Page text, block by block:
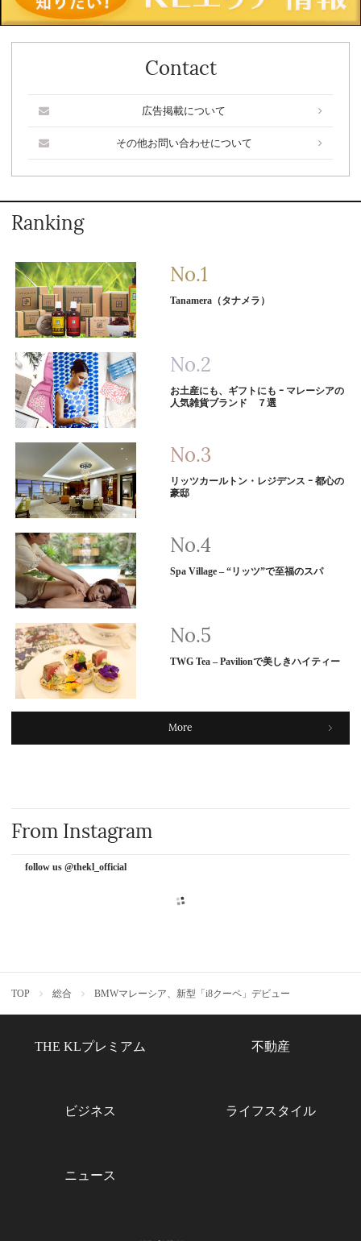
Contact
広告掲載について
その他お問い合わせについて
Ranking
Tanamera（タナメラ）
お土産にも、ギフトにも ｰ マレーシアの
人気雑貨ブランド ７選
リッツカールトン・レジデンス ｰ 都心の
豪邸
Spa Village – “リッツ”で至福のスパ
TWG Tea – Pavilionで美しきハイティー
More
From Instagram
follow us @thekl_official
TOP 総合 BMWマレーシア、新型「i8クーペ」デビュー
THE KLプレミアム 不動産
ビジネス ライフスタイル
ニュース